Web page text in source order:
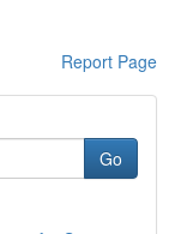
Report Page
Go